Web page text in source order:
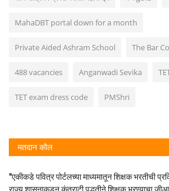
MahaDBT portal down for a month
Private Aided Ashram School The Bar
488 vacancies Anganwadi Sevika
TET exam dress code PMShri
मतदान कौल
"एकीकडे पवित्र पोर्टलच्या माध्यमातून शिक्षक भरतीची
राज्य शासनाकडून कंत्राटी पद्धतीने शिक्षक भरण्याचा